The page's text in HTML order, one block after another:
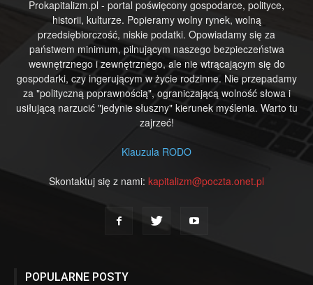
Prokapitalizm.pl - portal poświęcony gospodarce, polityce,
historii, kulturze. Popieramy wolny rynek, wolną
przedsiębiorczość, niskie podatki. Opowiadamy się za
państwem minimum, pilnującym naszego bezpieczeństwa
wewnętrznego i zewnętrznego, ale nie wtrącającym się do
gospodarki, czy ingerującym w życie rodzinne. Nie przepadamy
za "polityczną poprawnością", ograniczającą wolność słowa i
usiłującą narzucić "jedynie słuszny" kierunek myślenia. Warto tu
zajrzeć!
Klauzula RODO
Skontaktuj się z nami: kapitalizm@poczta.onet.pl
POPULARNE POSTY